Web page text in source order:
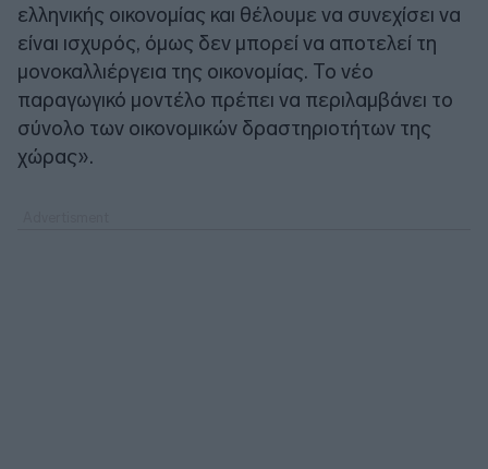
ελληνικής οικονομίας και θέλουμε να συνεχίσει να
είναι ισχυρός, όμως δεν μπορεί να αποτελεί τη
μονοκαλλιέργεια της οικονομίας. Το νέο
παραγωγικό μοντέλο πρέπει να περιλαμβάνει το
σύνολο των οικονομικών δραστηριοτήτων της
χώρας».